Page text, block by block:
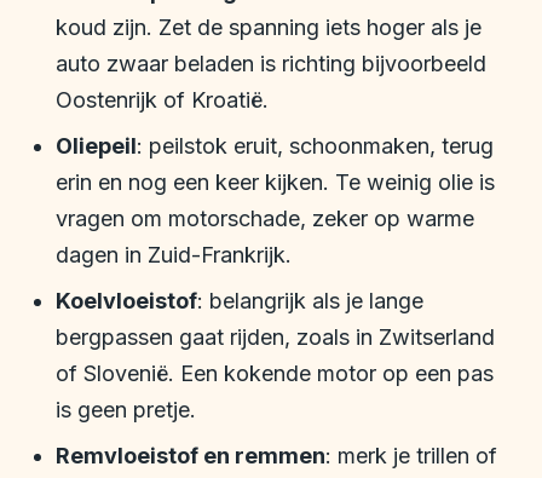
koud zijn. Zet de spanning iets hoger als je
auto zwaar beladen is richting bijvoorbeeld
Oostenrijk of Kroatië.
Oliepeil: peilstok eruit, schoonmaken, terug
erin en nog een keer kijken. Te weinig olie is
vragen om motorschade, zeker op warme
dagen in Zuid-Frankrijk.
Koelvloeistof: belangrijk als je lange
bergpassen gaat rijden, zoals in Zwitserland
of Slovenië. Een kokende motor op een pas
is geen pretje.
Remvloeistof en remmen: merk je trillen of